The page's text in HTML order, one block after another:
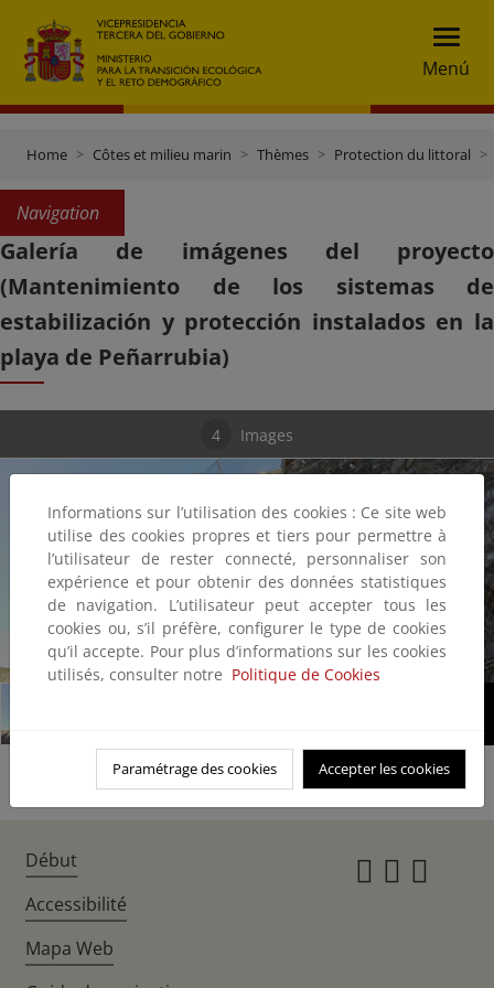
Menú
Home Côtes et milieu marin Thèmes Protection du littoral
Navigation
Galería de imágenes del proyecto
(Mantenimiento de los sistemas de
estabilización y protección instalados en la
playa de Peñarrubia)
4 Images
1/4
Informations sur l’utilisation des cookies : Ce site web
utilise des cookies propres et tiers pour permettre à
l’utilisateur de rester connecté, personnaliser son
expérience et pour obtenir des données statistiques
de navigation. L’utilisateur peut accepter tous les
cookies ou, s’il préfère, configurer le type de cookies
qu’il accepte. Pour plus d’informations sur les cookies
utilisés, consulter notre Politique de Cookies
Paramétrage des cookies Accepter les cookies
Début
Accessibilité
Mapa Web